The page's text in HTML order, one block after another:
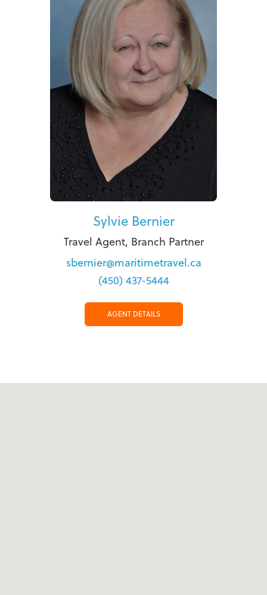
Sylvie Bernier
Travel Agent, Branch Partner
sbernier@maritimetravel.ca
(450) 437-5444
AGENT DETAILS